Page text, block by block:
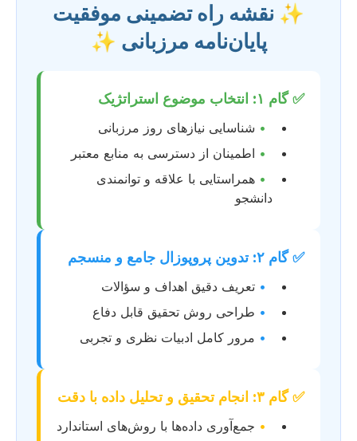
✨ نقشه راه تضمینی موفقیت
پایان‌نامه مرزبانی ✨
✅ گام ۱: انتخاب موضوع استراتژیک
• شناسایی نیازهای روز مرزبانی
• اطمینان از دسترسی به منابع معتبر
• همراستایی با علاقه و توانمندی
دانشجو
✅ گام ۲: تدوین پروپوزال جامع و منسجم
• تعریف دقیق اهداف و سؤالات
• طراحی روش تحقیق قابل دفاع
• مرور کامل ادبیات نظری و تجربی
✅ گام ۳: انجام تحقیق و تحلیل داده با دقت
• جمع‌آوری داده‌ها با روش‌های استاندارد